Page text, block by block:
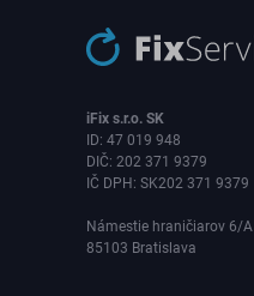
iFix s.r.o. SK
ID: 47 019 948
DIČ: 202 371 9379
IČ DPH: SK202 371 9379
Námestie hraničiarov 6/A
85103 Bratislava